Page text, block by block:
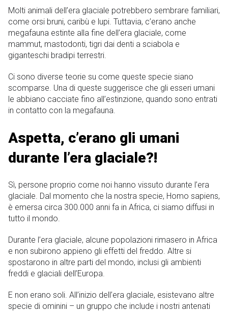
Molti animali dell’era glaciale potrebbero sembrare familiari,
come orsi bruni, caribù e lupi. Tuttavia, c’erano anche
megafauna estinte alla fine dell’era glaciale, come
mammut, mastodonti, tigri dai denti a sciabola e
giganteschi bradipi terrestri.
Ci sono diverse teorie su come queste specie siano
scomparse. Una di queste suggerisce che gli esseri umani
le abbiano cacciate fino all’estinzione, quando sono entrati
in contatto con la megafauna.
Aspetta, c’erano gli umani
durante l’era glaciale?!
Sì, persone proprio come noi hanno vissuto durante l’era
glaciale. Dal momento che la nostra specie, Homo sapiens,
è emersa circa 300.000 anni fa in Africa, ci siamo diffusi in
tutto il mondo.
Durante l’era glaciale, alcune popolazioni rimasero in Africa
e non subirono appieno gli effetti del freddo. Altre si
spostarono in altre parti del mondo, inclusi gli ambienti
freddi e glaciali dell’Europa.
E non erano soli. All’inizio dell’era glaciale, esistevano altre
specie di ominini – un gruppo che include i nostri antenati